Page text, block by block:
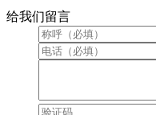
给我们留言